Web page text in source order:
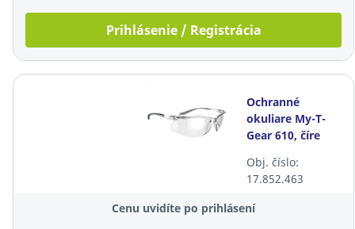
Prihlásenie / Registrácia
Ochranné
okuliare My-T-
Gear 610, číre
Obj. číslo:
17.852.463
Cenu uvidíte po prihlásení